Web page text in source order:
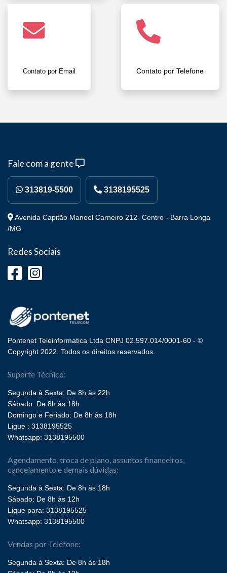
Contato por Email Contato por Telefone
Fale com a gente
313819-5500 3138195525
Avenida Capitão Manoel Carneiro 212- Centro - Barra Longa
/MG
Redes Sociais
Pontenet Teleinformatica Ltda CNPJ 02.597.014/0001-60 - ©
Copyright 2022. Todos os direitos reservados.
Suporte Técnico:
Segunda à Sexta: De 8h às 22h
Sábado: De 8h às 18h
Domingo e Feriado: De 8h às 18h
Ligue : 3138195525
Whatsapp: 3138195500
Agendamento, troca de plano, assuntos financeiros,
cancelamento e demais dúvidas:
Segunda à Sexta: De 8h às 18h
Sábado: De 8h às 12h
Ligue para: 3138195525
Whatsapp: 3138195500
Vendas por Telefone:
Segunda à Sexta: De 8h às 18h